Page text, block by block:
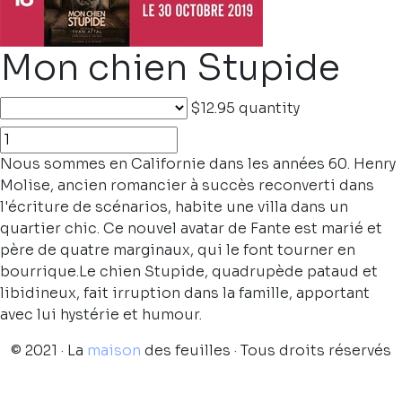
Mon chien Stupide
$12.95 quantity
Nous sommes en Californie dans les années 60. Henry
Molise, ancien romancier à succès reconverti dans
l'écriture de scénarios, habite une villa dans un
quartier chic. Ce nouvel avatar de Fante est marié et
père de quatre marginaux, qui le font tourner en
bourrique.Le chien Stupide, quadrupède pataud et
libidineux, fait irruption dans la famille, apportant
avec lui hystérie et humour.
© 2021 · La maison des feuilles · Tous droits réservés